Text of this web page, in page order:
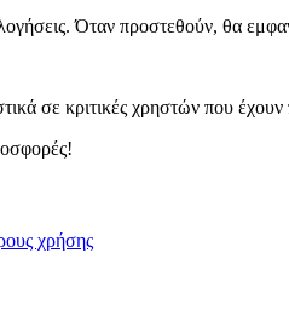
Όταν προστεθούν, θα
σε κριτικές χρηστών που
χρήσης